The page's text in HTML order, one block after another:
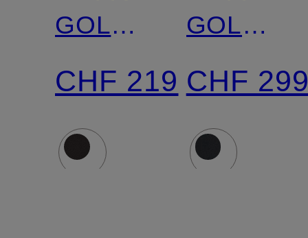
GOLDMINE
SHORT
mit
DUPONT™
CHF 219
LONG
mit
CHF